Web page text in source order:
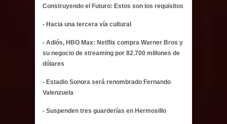
Construyendo el Futuro: Estos son los requisitos
- Hacia una tercera vía cultural
- Adiós, HBO Max: Netflix compra Warner Bros y
su negocio de streaming por 82.700 millones de
dólares
- Estadio Sonora será renombrado Fernando
Valenzuela
- Suspenden tres guarderías en Hermosillo